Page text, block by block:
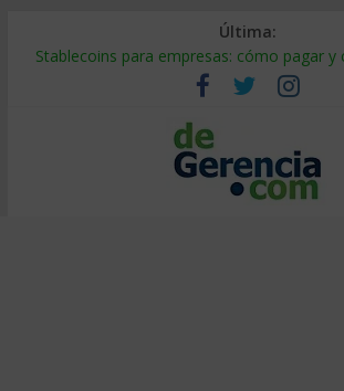
Última:
Stablecoins para empresas: cómo pagar y
Despido silencioso: qué es y por qué sale
IA en selección de personal: cómo
Trabajo forzoso en la cadena de
Mercado hispano de EE. UU.: cómo